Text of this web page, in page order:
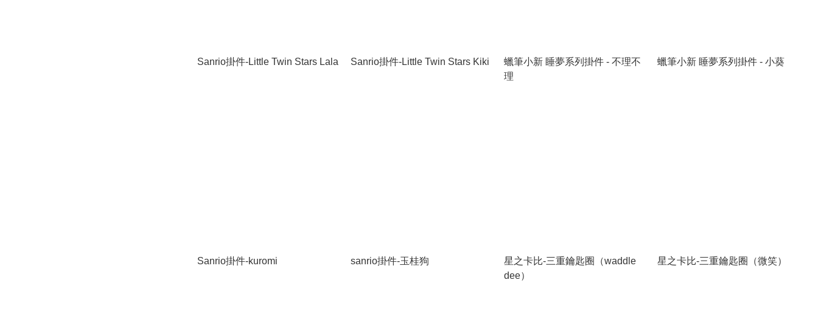
Sanrio掛件-Little Twin Stars Lala Sanrio掛件-Little Twin Stars Kiki
蠟筆小新 睡夢系列掛件 - 不理不
理
蠟筆小新 睡夢系列掛件 - 小葵
Sanrio掛件-kuromi sanrio掛件-玉桂狗
星之卡比-三重鑰匙圈（waddle
dee）
星之卡比-三重鑰匙圈（微笑）